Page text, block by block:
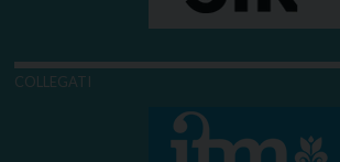
COLLEGATI